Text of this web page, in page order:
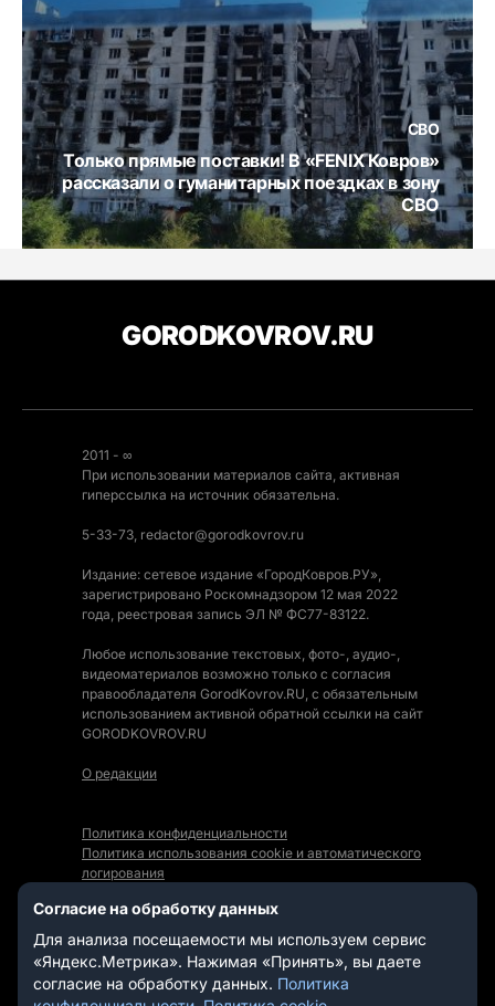
СВО
Только прямые поставки! В «FENIX Ковров»
рассказали о гуманитарных поездках в зону
СВО
GORODKOVROV.RU
2011 - ∞
При использовании материалов сайта, активная
гиперссылка на источник обязательна.
5-33-73, redactor@gorodkovrov.ru
Издание: сетевое издание «ГородКовров.РУ»,
зарегистрировано Роскомнадзором 12 мая 2022
года, реестровая запись ЭЛ № ФС77-83122.
Любое использование текстовых, фото-, аудио-,
видеоматериалов возможно только с согласия
правообладателя GorodKovrov.RU, с обязательным
использованием активной обратной ссылки на сайт
GORODKOVROV.RU
О редакции
Политика конфиденциальности
Политика использования cookie и автоматического
логирования
Мы в социальных сетях:
Согласие на обработку данных
Для анализа посещаемости мы используем сервис
«Яндекс.Метрика». Нажимая «Принять», вы даете
согласие на обработку данных. Политика